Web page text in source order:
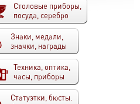
Столовые приборы,
посуда, серебро
Знаки, медали,
значки, награды
Техника, оптика,
часы, приборы
Статуэтки, бюсты.